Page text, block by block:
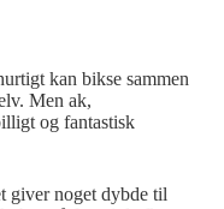
kan bikse sammen
Men ak,
og fantastisk
giver noget dybde til